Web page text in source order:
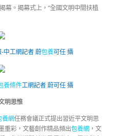
幕。揭幕式上，“全國文明中間扶植
中工網記者 蔚包養可任 攝
養條件工網記者 蔚可任 攝
明思惟
養網任務會議正式提出習近平文明思
重彩，文藝創作精品頻出包養網 ，文